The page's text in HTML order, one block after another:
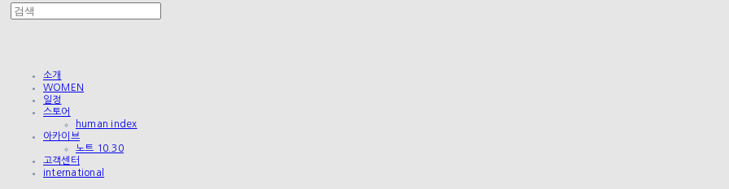
소개
WOMEN
일정
스토어
human index
아카이브
노트 10.30
고객센터
international